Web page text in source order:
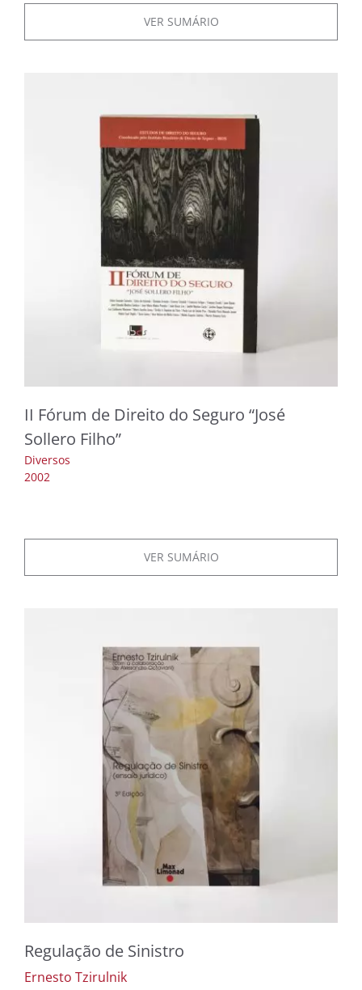
VER SUMÁRIO
II Fórum de Direito do Seguro “José
Sollero Filho”
Diversos
2002
VER SUMÁRIO
Regulação de Sinistro
Ernesto Tzirulnik